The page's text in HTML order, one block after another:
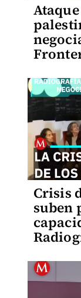
Crisis
suben